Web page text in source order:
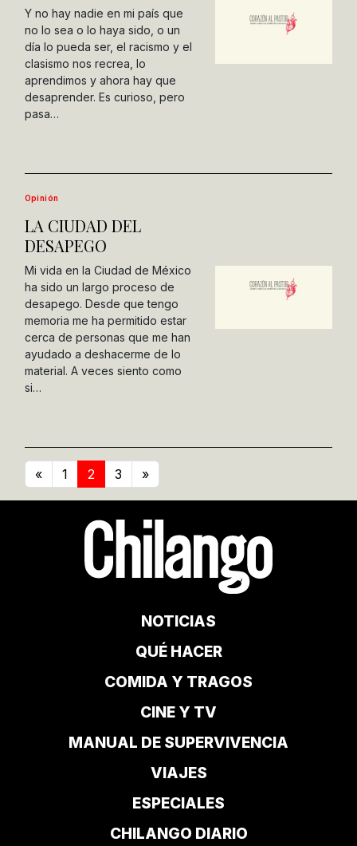
Y no hay nadie en mi país que
no lo sea o lo haya sido, o un
día lo pueda ser, el racismo y el
clasismo nos recrea, lo
aprendimos y ahora hay que
desaprender. Es curioso, pero
pasa…
Opinión
LA CIUDAD DEL
DESAPEGO
Mi vida en la Ciudad de México
ha sido un largo proceso de
desapego. Desde que tengo
memoria me ha permitido estar
cerca de personas que me han
ayudado a deshacerme de lo
material. A veces siento como
si…
« 1 2 3 »
NOTICIAS
QUÉ HACER
COMIDA Y TRAGOS
CINE Y TV
MANUAL DE SUPERVIVENCIA
VIAJES
ESPECIALES
CHILANGO DIARIO